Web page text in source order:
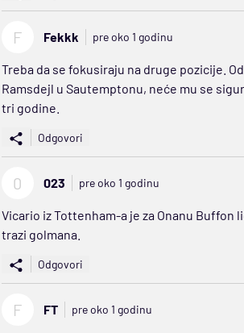
F Fekkk pre oko 1 godinu
Treba da se fokusiraju na druge pozicije.
Ramsdejl u Sautemptonu, neće mu se
tri godine.
Odgovori
0 023 pre oko 1 godinu
Vicario iz Tottenham-a je za Onanu Buffon
trazi golmana.
Odgovori
F FT pre oko 1 godinu